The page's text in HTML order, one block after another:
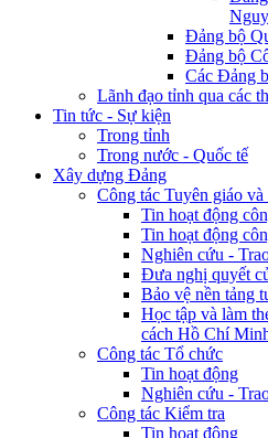
Đảng bộ
Đảng bộ
Các Đảng
Lãnh đạo tỉnh qua các
Tin tức - Sự kiện
Trong tỉnh
Trong nước - Quốc tế
Xây dựng Đảng
Công tác Tuyên giáo và
Tin hoạt động
Tin hoạt động
Nghiên cứu -
Đưa nghị quyết
Bảo vệ nền tảng
Học tập và làm
cách Hồ Chí
Công tác Tổ chức
Tin hoạt động
Nghiên cứu -
Công tác Kiểm tra
Tin hoạt động